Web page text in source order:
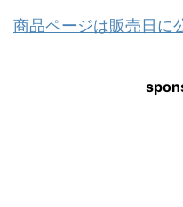
商品ページは販売日に